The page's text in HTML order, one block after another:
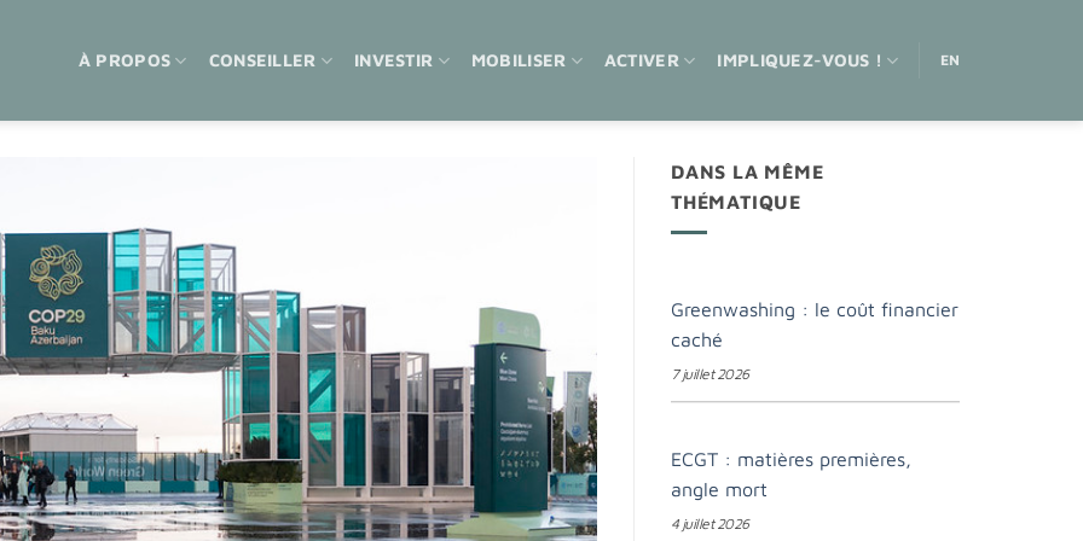
À PROPOS CONSEILLER INVESTIR MOBILISER ACTIVER IMPLIQUEZ-VOUS ! EN
DANS LA MÊME
THÉMATIQUE
Greenwashing : le coût financier
caché
7 juillet 2026
ECGT : matières premières,
angle mort
4 juillet 2026